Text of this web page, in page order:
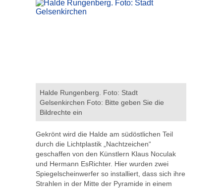
Halde Rungenberg. Foto: Stadt
Gelsenkirchen Foto: Bitte geben Sie die
Bildrechte ein
Gekrönt wird die Halde am südöstlichen Teil
durch die Lichtplastik „Nachtzeichen“
geschaffen von den Künstlern Klaus Noculak
und Hermann EsRichter. Hier wurden zwei
Spiegelscheinwerfer so installiert, dass sich ihre
Strahlen in der Mitte der Pyramide in einem